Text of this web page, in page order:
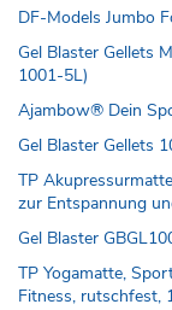
DF-Models Jumbo
Gel Blaster Gellets
1001-5L)
Ajambow® Dein
Gel Blaster Gellets
TP
zur Entspannung
Gel Blaster
TP Yogamatte,
Fitness, rutschfest,